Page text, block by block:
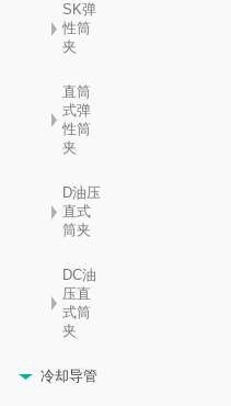
SK弹
性筒
夹
直筒
式弹
性筒
夹
D油压
直式
筒夹
DC油
压直
式筒
夹
冷却导管